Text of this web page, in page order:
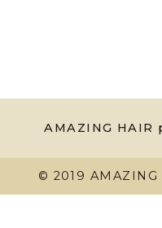
AMAZING HAIR
© 2019 AMAZING